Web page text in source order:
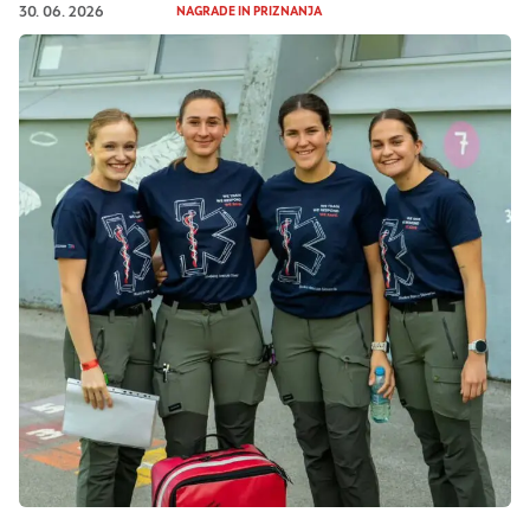
30. 06. 2026 NAGRADE IN PRIZNANJA